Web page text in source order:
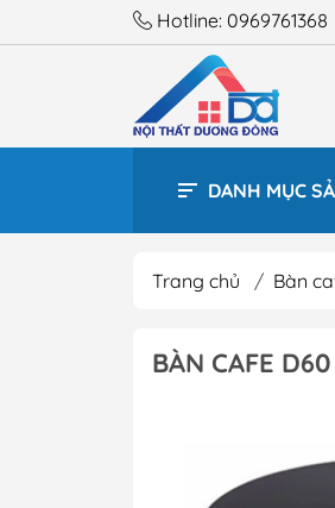
Hotline: 0969761368
DANH MỤC
Trang chủ / Bàn
BÀN CAFE